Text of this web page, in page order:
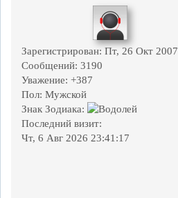
Зарегистрирован: Пт, 26 Окт 2007
Сообщений: 3190
Уважение: +387
Пол: Мужской
Знак Зодиака:
Последний визит:
Чт, 6 Авг 2026 23:41:17